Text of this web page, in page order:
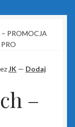
PROMOCJA
JK — Dodaj
–